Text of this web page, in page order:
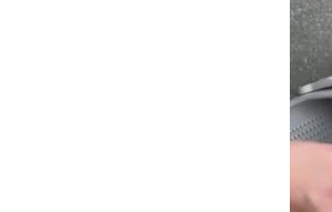
네타냐후, 트럼프의 가자 평
이강인 ATM 입단식에 '상암
태풍 돌핀, 중 저장성 타이저
AT마드리드 데뷔 앞둔 이강
[속보]與 강원·TK 당원투표
與 강원·TK 당원투표 합산
[속보]與전대 권리당원투표…